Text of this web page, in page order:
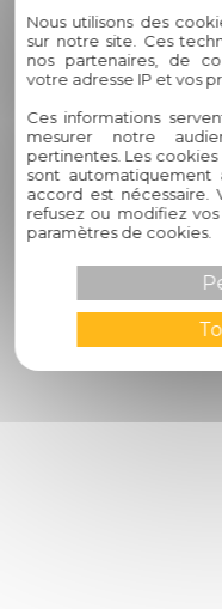
Carport solaire
Carport aluminium
Moustiquaire
Moustiquaire baie
Moustiquaire
Volet roulant
Portail automatisé
Brise soleil
Volet coulissant
Volet battant PVC
Volets battants
Nous utilisons des
sur notre site. Ces
nos partenaires, de
votre adresse IP et vos
Ces informations
mesurer notre
pertinentes. Les
sont automatiquement
accord est nécessaire.
refusez ou modifiez
paramètres de cookies.